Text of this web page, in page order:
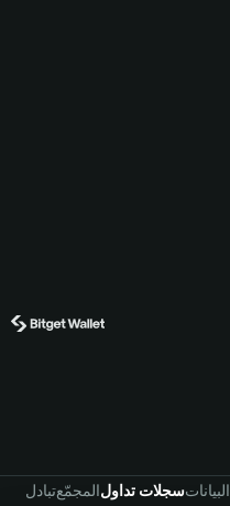
تبادلالمجمّعسجلات تداولالبيانات